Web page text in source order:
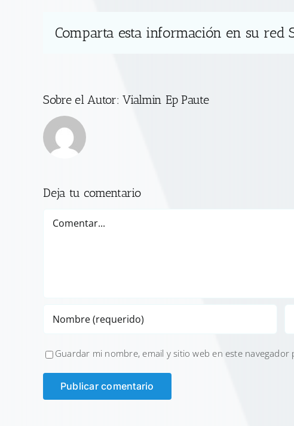
Comparta esta información en su red
Sobre el Autor:Vialmin Ep Paute
Deja tu comentario
Guardar mi nombre, email y sitio web en este